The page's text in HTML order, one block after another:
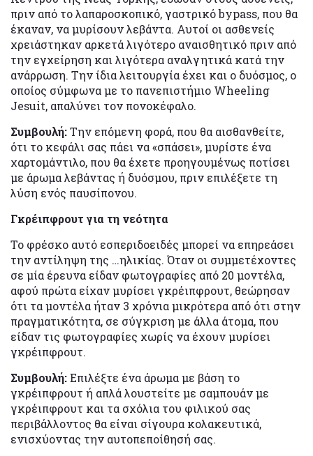
πριν από το λαπαροσκοπικό, γαστρικό bypass, που θα
έκαναν, να μυρίσουν λεβάντα. Αυτοί οι ασθενείς
χρειάστηκαν αρκετά λιγότερο αναισθητικό πριν από
την εγχείρηση και λιγότερα αναλγητικά κατά την
ανάρρωση. Την ίδια λειτουργία έχει και ο δυόσμος, ο
οποίος σύμφωνα με το πανεπιστήμιο Wheeling
Jesuit, απαλύνει τον πονοκέφαλο.
Συμβουλή:Την επόμενη φορά, που θα αισθανθείτε,
ότι το κεφάλι σας πάει να «σπάσει», μυρίστε ένα
χαρτομάντιλο, που θα έχετε προηγουμένως ποτίσει
με άρωμα λεβάντας ή δυόσμου, πριν επιλέξετε τη
λύση ενός παυσίπονου.
Γκρέιπφρουτ για τη νεότητα
Το φρέσκο αυτό εσπεριδοειδές μπορεί να επηρεάσει
την αντίληψη της …ηλικίας. Όταν οι συμμετέχοντες
σε μία έρευνα είδαν φωτογραφίες από 20 μοντέλα,
αφού πρώτα είχαν μυρίσει γκρέιπφρουτ, θεώρησαν
ότι τα μοντέλα ήταν 3 χρόνια μικρότερα από ότι στην
πραγματικότητα, σε σύγκριση με άλλα άτομα, που
είδαν τις φωτογραφίες χωρίς να έχουν μυρίσει
γκρέιπφρουτ.
Συμβουλή:Επιλέξτε ένα άρωμα με βάση το
γκρέιπφρουτ ή απλά λουστείτε με σαμπουάν με
γκρέιπφρουτ και τα σχόλια του φιλικού σας
περιβάλλοντος θα είναι σίγουρα κολακευτικά,
ενισχύοντας την αυτοπεποίθησή σας.